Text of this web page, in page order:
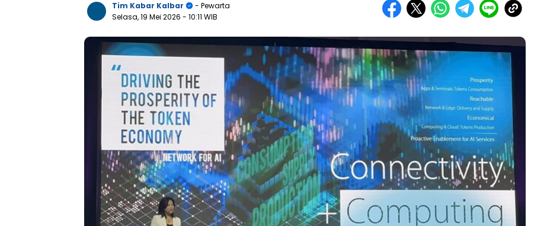
Tim Kabar Kalbar
- Pewarta
Selasa, 19 Mei 2026 - 10:11 WIB